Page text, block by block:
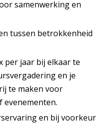
samenwerking en
tussen betrokkenheid
per jaar bij elkaar te
en je
te maken voor
evenementen.
en bij voorkeur